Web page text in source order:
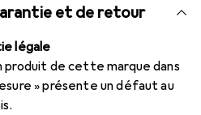
et de retour
légale
produit de cette marque dans
» présente un défaut au